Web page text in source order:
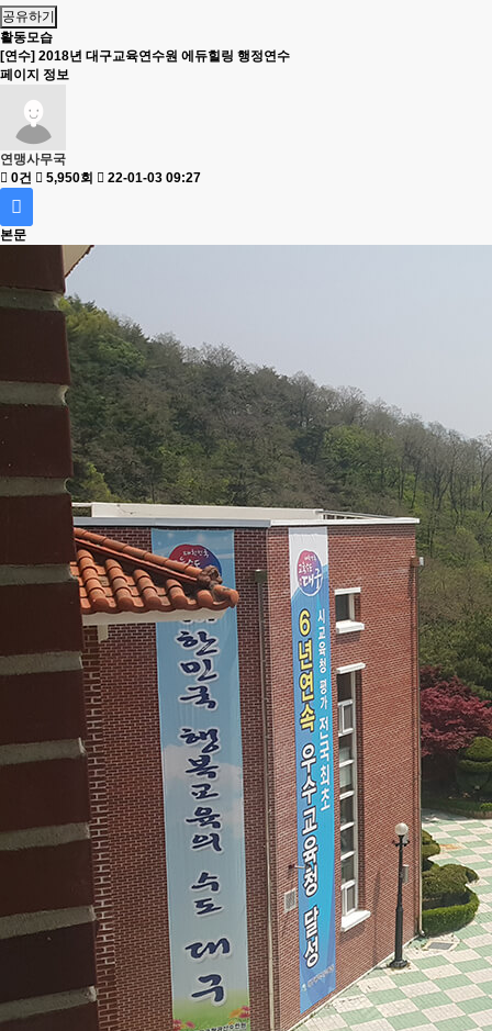
공유하기
활동모습
[연수] 2018년 대구교육연수원 에듀힐링 행정연수
페이지 정보
연맹사무국
0건
5,950회 22-01-03 09:27
본문